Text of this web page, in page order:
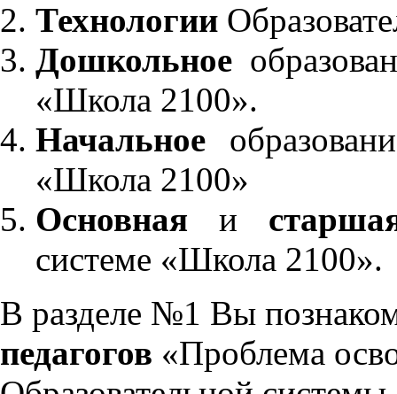
Технологии
Дошкольное
«Школа 2100».
Начальное
«Школа 2100»
Основнаяи
системе «Школа 2100».
В разделе №1 Вы
педагогов «Проблема